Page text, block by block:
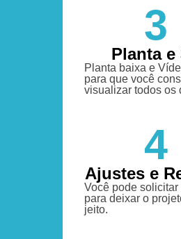
3
Planta e
Planta baixa e
para que você
visualizar todos os
4
Ajustes e
Você pode solicitar
para deixar o
jeito.